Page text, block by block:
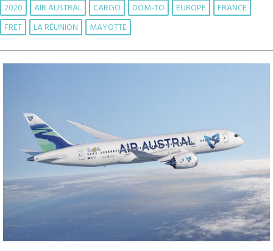
2020 AIR AUSTRAL CARGO DOM-TO EUROPE
FRANCE
FRET
LA RÉUNION MAYOTTE